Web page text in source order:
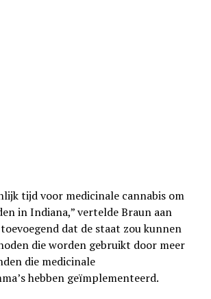
tijd voor medicinale cannabis om
in Indiana,” vertelde Braun aan
dat de staat zou kunnen
die worden gebruikt door meer
die medicinale
hebben geïmplementeerd.